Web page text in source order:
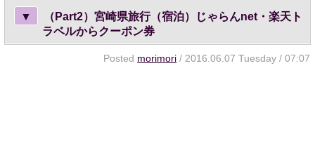
▼
（Part2）宮崎県旅行（宿泊）じゃらんnet・楽天ト
ラベルからクーポン券
Posted morimori / 2016.06.07 Tuesday / 07:07